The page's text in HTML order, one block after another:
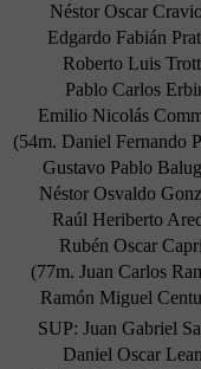
Néstor Oscar
Edgardo Fabián
Roberto Luis
Pablo Carlos
Emilio Nicolás
(54m. Daniel Fernando
Gustavo Pablo
Néstor Osvaldo
Raúl Heriberto
Rubén Oscar
(77m. Juan Carlos
Ramón Miguel
SUP: Juan Gabriel
Daniel Oscar